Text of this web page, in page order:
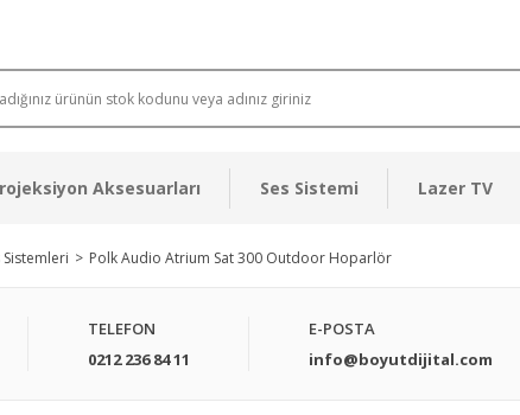
Aksesuarları Ses Sistemi Lazer TV
Sistemleri Polk Audio Atrium Sat 300 Outdoor Hoparlör
TELEFON
0212 236 84 11
E-POSTA
info@boyutdijital.com